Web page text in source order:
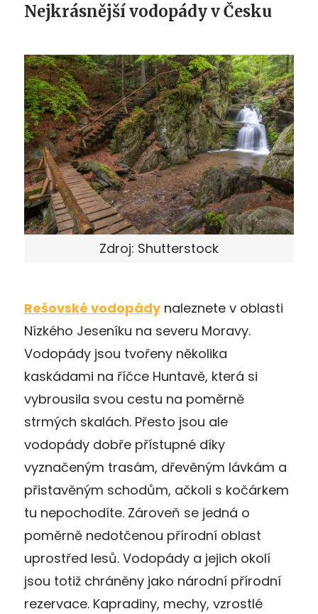
Nejkrásnější vodopády v Česku
Zdroj: Shutterstock
Rešovské vodopádynaleznete v oblasti
Nízkého Jeseníku na severu Moravy.
Vodopády jsou tvořeny několika
kaskádami na říčce Huntavě, která si
vybrousila svou cestu na poměrně
strmých skalách. Přesto jsou ale
vodopády dobře přístupné díky
vyznačeným trasám, dřevěným lávkám a
přistavěným schodům, ačkoli s kočárkem
tu nepochodíte. Zároveň se jedná o
poměrně nedotčenou přírodní oblast
uprostřed lesů. Vodopády a jejich okolí
jsou totiž chráněny jako národní přírodní
rezervace. Kapradiny, mechy, vzrostlé